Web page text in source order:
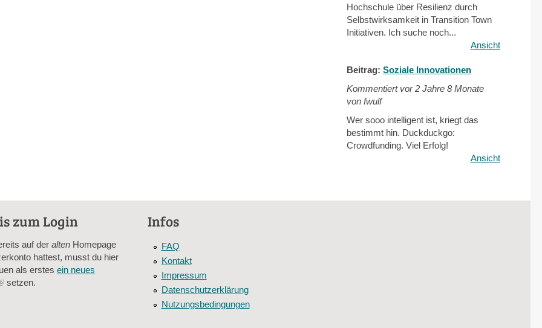
Hochschule über Resilienz durch
Selbstwirksamkeit in Transition Town
Initiativen. Ich suche noch...
Ansicht
Beitrag:Soziale Innovationen
Kommentiert vor2 Jahre 8 Monate
von fwulf
Wer sooo intelligent ist, kriegt das
bestimmt hin. Duckduckgo:
Crowdfunding. Viel Erfolg!
Ansicht
zum Login
auf der altenHomepage
hattest, musst du hier
als erstes ein neues
setzen.
Infos
FAQ
Kontakt
Impressum
Datenschutzerklärung
Nutzungsbedingungen